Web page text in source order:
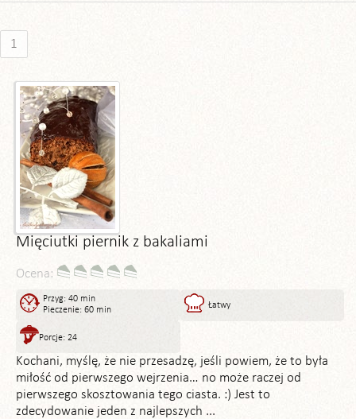
1
Mięciutki piernik z bakaliami
Ocena:
Przyg: 40 min
Pieczenie: 60 min
Łatwy
Porcje: 24
Kochani, myślę, że nie przesadzę, jeśli powiem, że to była
miłość od pierwszego wejrzenia… no może raczej od
pierwszego skosztowania tego ciasta. :) Jest to
zdecydowanie jeden z najlepszych ...